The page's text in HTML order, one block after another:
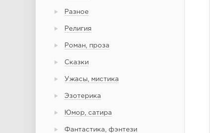
Разное
Религия
Роман, проза
Сказки
Ужасы, мистика
Эзотерика
Юмор, сатира
Фантастика, фэнтези